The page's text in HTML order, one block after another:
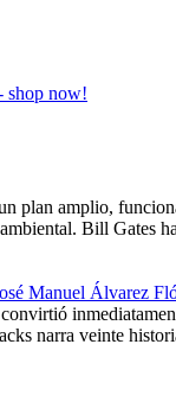
plan amplio,
Bill Gates
Manuel Álvarez
narra veinte